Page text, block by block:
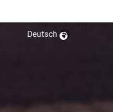
Deutsch